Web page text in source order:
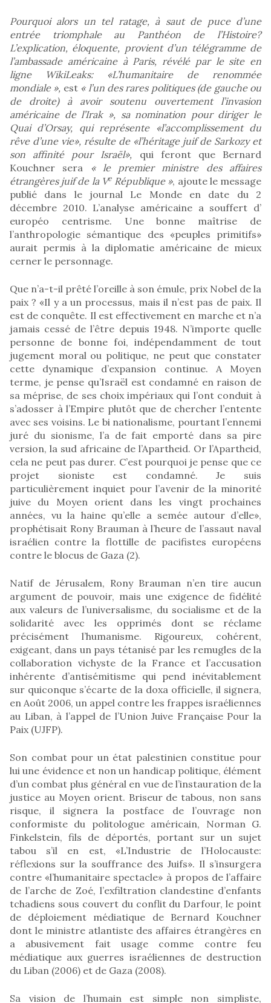
Pourquoi alors un tel ratage, à saut de puce d’une
entrée triomphale au Panthéon de l’Histoire?
L’explication, éloquente, provient d’un télégramme de
l’ambassade américaine à Paris, révélé par le site en
ligne WikiLeaks: «L’humanitaire de renommée
mondiale », est « l’un des rares politiques (de gauche ou
de droite) à avoir soutenu ouvertement l’invasion
américaine de l’Irak », sa nomination pour diriger le
Quai d’Orsay, qui représente «l’accomplissement du
rêve d’une vie», résulte de «l’héritage juif de Sarkozy et
son affinité pour Israël», qui feront
que Bernard
Kouchner sera « le premier ministre des affaires
étrangères juif de la VeRépublique », ajoute le message
publié dans le journal Le Monde en date du 2
décembre 2010. L’analyse américaine a souffert d’
européo centrisme. Une bonne maîtrise de
l’anthropologie sémantique des «peuples primitifs»
aurait permis à la diplomatie américaine de mieux
cerner le personnage.
Que n’a-t-il prêté l’oreille à son émule, prix Nobel de la
paix ? «Il y a un processus, mais il n’est pas de paix. Il
est de conquête. Il est effectivement en marche et n’a
jamais cessé de l’être depuis 1948. N’importe quelle
personne de bonne foi, indépendamment de tout
jugement moral ou politique, ne peut que constater
cette dynamique d’expansion continue. A Moyen
terme, je pense qu’Israël est condamné en raison de
sa méprise, de ses choix impériaux qui l’ont conduit à
s’adosser à l’Empire plutôt que de chercher l’entente
avec ses voisins. Le bi nationalisme, pourtant l’ennemi
juré du sionisme, l’a de fait emporté dans sa pire
version, la sud africaine de l’Apartheid. Or l’Apartheid,
cela ne peut pas durer. C’est pourquoi je pense que ce
projet sioniste est condamné. Je suis
particulièrement inquiet pour l’avenir de la minorité
juive du Moyen orient dans les vingt prochaines
années, vu la haine qu’elle a semée autour d’elle»,
prophétisait Rony Brauman à l’heure de l’assaut naval
israélien contre la flottille de pacifistes européens
contre le blocus de Gaza (2).
Natif de Jérusalem, Rony Brauman n’en tire aucun
argument de pouvoir, mais une exigence de fidélité
aux valeurs de l’universalisme, du socialisme et de la
solidarité avec les opprimés dont se réclame
précisément l’humanisme. Rigoureux, cohérent,
exigeant, dans un pays tétanisé par les remugles de la
collaboration vichyste de la France et l’accusation
inhérente d’antisémitisme qui pend inévitablement
sur quiconque s’écarte de la doxa officielle, il signera,
en Août 2006, un appel contre les frappes israéliennes
au Liban, à l’appel de l’Union Juive Française Pour la
Paix (UJFP).
Son combat pour un état palestinien constitue pour
lui une évidence et non un handicap politique, élément
d’un combat plus général en vue de l’instauration de la
justice au Moyen orient. Briseur de tabous, non sans
risque, il signera la postface de l’ouvrage non
conformiste du politologue américain, Norman G.
Finkelstein, fils de déportés, portant sur un sujet
tabou s’il en est, «L’Industrie de l’Holocauste:
réflexions sur la souffrance des Juifs». Il s’insurgera
contre «l’humanitaire spectacle» à propos de l’affaire
de l’arche de Zoé, l’exfiltration clandestine d’enfants
tchadiens sous couvert du conflit du Darfour, le point
de déploiement médiatique de Bernard Kouchner
dont le ministre atlantiste des affaires étrangères en
a abusivement fait usage comme contre feu
médiatique aux guerres israéliennes de destruction
du Liban (2006) et de Gaza (2008).
Sa vision de l’humain est simple non simpliste,